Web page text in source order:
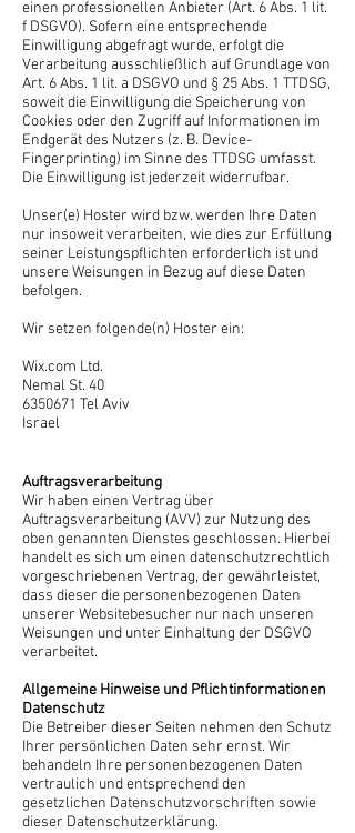
einen professionellen Anbieter (Art. 6 Abs. 1 lit.
f DSGVO). Sofern eine entsprechende
Einwilligung abgefragt wurde, erfolgt die
Verarbeitung ausschließlich auf Grundlage von
Art. 6 Abs. 1 lit. a DSGVO und § 25 Abs. 1 TTDSG,
soweit die Einwilligung die Speicherung von
Cookies oder den Zugriff auf Informationen im
Endgerät des Nutzers (z. B. Device-
Fingerprinting) im Sinne des TTDSG umfasst.
Die Einwilligung ist jederzeit widerrufbar.
Unser(e) Hoster wird bzw. werden Ihre Daten
nur insoweit verarbeiten, wie dies zur Erfüllung
seiner Leistungspflichten erforderlich ist und
unsere Weisungen in Bezug auf diese Daten
befolgen.
Wir setzen folgende(n) Hoster ein:
Wix.com Ltd.
Nemal St. 40
6350671 Tel Aviv
Israel
Auftragsverarbeitung
Wir haben einen Vertrag über
Auftragsverarbeitung (AVV) zur Nutzung des
oben genannten Dienstes geschlossen. Hierbei
handelt es sich um einen datenschutzrechtlich
vorgeschriebenen Vertrag, der gewährleistet,
dass dieser die personenbezogenen Daten
unserer Websitebesucher nur nach unseren
Weisungen und unter Einhaltung der DSGVO
verarbeitet.
Allgemeine Hinweise und Pflicht­informationen
Datenschutz
Die Betreiber dieser Seiten nehmen den Schutz
Ihrer persönlichen Daten sehr ernst. Wir
behandeln Ihre personenbezogenen Daten
vertraulich und entsprechend den
gesetzlichen Datenschutzvorschriften sowie
dieser Datenschutzerklärung.